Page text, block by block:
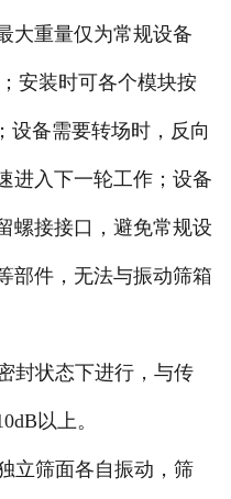
大重量仅为常规设备
安装时可各个模块按
设备需要转场时，反向
进入下一轮工作；设备
螺接接口，避免常规设
部件，无法与振动筛箱
封状态下进行，与传
以上。
立筛面各自振动，筛